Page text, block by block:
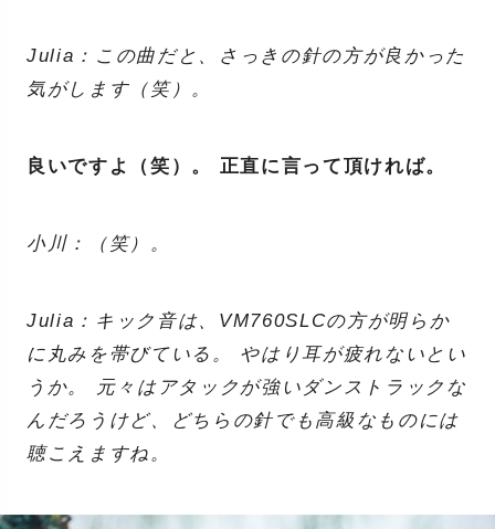
Julia：この曲だと、さっきの針の方が良かった
気がします（笑）。
良いですよ（笑）。 正直に言って頂ければ。
小川：（笑）。
Julia：キック音は、VM760SLCの方が明らか
に丸みを帯びている。 やはり耳が疲れないとい
うか。 元々はアタックが強いダンストラックな
んだろうけど、どちらの針でも高級なものには
聴こえますね。